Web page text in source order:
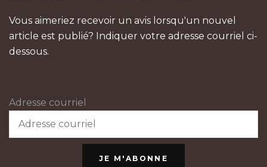
Vous aimeriez recevoir un avis lorsqu'un nouvel
article est publié? Indiquer votre adresse courriel ci-
dessous.
Adresse courriel
JE M'ABONNE